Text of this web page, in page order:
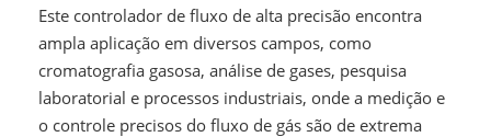
Este controlador de fluxo de alta precisão encontra
ampla aplicação em diversos campos, como
cromatografia gasosa, análise de gases, pesquisa
laboratorial e processos industriais, onde a medição e
o controle precisos do fluxo de gás são de extrema